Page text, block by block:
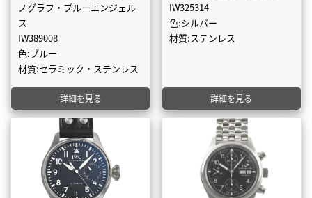
ノグラフ・ブルーエンジェル
ス
IW389008
色:ブルー
材質:セラミック・ステンレス
詳細を見る
IW325314
色:シルバー
材質:ステンレス
詳細を見る